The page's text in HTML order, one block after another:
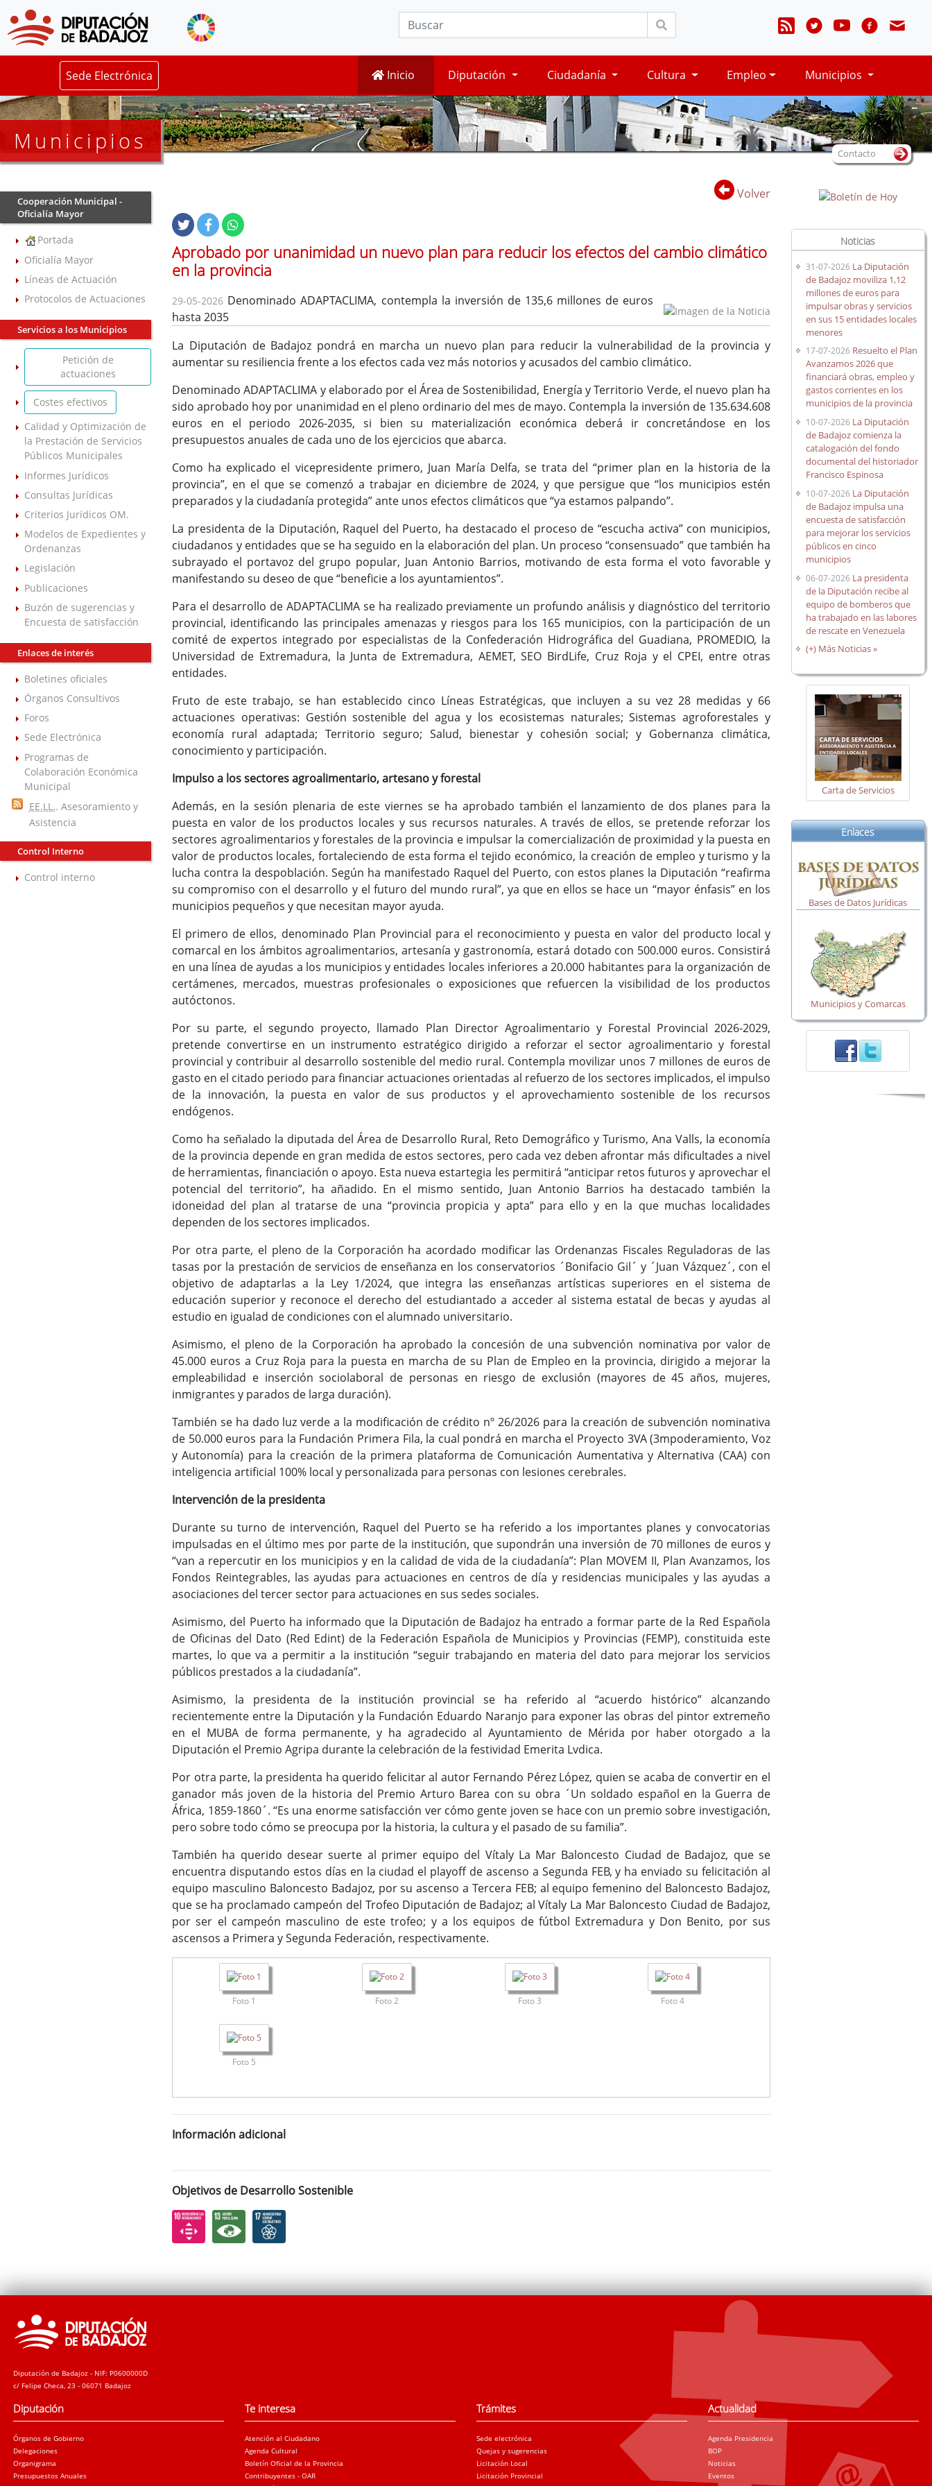
Sede Electrónica Inicio Diputación Ciudadanía Cultura Empleo Municipios
Municipios
Cooperación Municipal -
Oficialía Mayor
Portada
Oficialía Mayor
Líneas de Actuación
Protocolos de Actuaciones
Servicios a los Municipios
Petición de
actuaciones
Costes efectivos
Calidad y Optimización de
la Prestación de Servicios
Públicos Municipales
Informes Jurídicos
Consultas Jurídicas
Criterios Jurídicos OM.
Modelos de Expedientes y
Ordenanzas
Legislación
Publicaciones
Buzón de sugerencias y
Encuesta de satisfacción
Enlaces de interés
Boletines oficiales
Órganos Consultivos
Foros
Sede Electrónica
Programas de
Colaboración Económica
Municipal
EE.LL.. Asesoramiento y
Asistencia
Control Interno
Control interno
Volver
Aprobado por unanimidad un nuevo plan para reducir los efectos del cambio climático
en la provincia
29-05-2026 Denominado ADAPTACLIMA, contempla la inversión de 135,6 millones de euros
hasta 2035
La Diputación de Badajoz pondrá en marcha un nuevo plan para reducir la vulnerabilidad de la provincia y
aumentar su resiliencia frente a los efectos cada vez más notorios y acusados del cambio climático.
Denominado ADAPTACLIMA y elaborado por el Área de Sostenibilidad, Energía y Territorio Verde, el nuevo plan ha
sido aprobado hoy por unanimidad en el pleno ordinario del mes de mayo. Contempla la inversión de 135.634.608
euros en el periodo 2026-2035, si bien su materialización económica deberá ir concretándose en los
presupuestos anuales de cada uno de los ejercicios que abarca.
Como ha explicado el vicepresidente primero, Juan María Delfa, se trata del “primer plan en la historia de la
provincia”, en el que se comenzó a trabajar en diciembre de 2024, y que persigue que “los municipios estén
preparados y la ciudadanía protegida” ante unos efectos climáticos que “ya estamos palpando”.
La presidenta de la Diputación, Raquel del Puerto, ha destacado el proceso de “escucha activa” con municipios,
ciudadanos y entidades que se ha seguido en la elaboración del plan. Un proceso “consensuado” que también ha
subrayado el portavoz del grupo popular, Juan Antonio Barrios, motivando de esta forma el voto favorable y
manifestando su deseo de que “beneficie a los ayuntamientos”.
Para el desarrollo de ADAPTACLIMA se ha realizado previamente un profundo análisis y diagnóstico del territorio
provincial, identificando las principales amenazas y riesgos para los 165 municipios, con la participación de un
comité de expertos integrado por especialistas de la Confederación Hidrográfica del Guadiana, PROMEDIO, la
Universidad de Extremadura, la Junta de Extremadura, AEMET, SEO BirdLife, Cruz Roja y el CPEI, entre otras
entidades.
Fruto de este trabajo, se han establecido cinco Líneas Estratégicas, que incluyen a su vez 28 medidas y 66
actuaciones operativas: Gestión sostenible del agua y los ecosistemas naturales; Sistemas agroforestales y
economía rural adaptada; Territorio seguro; Salud, bienestar y cohesión social; y Gobernanza climática,
conocimiento y participación.
Impulso a los sectores agroalimentario, artesano y forestal
Además, en la sesión plenaria de este viernes se ha aprobado también el lanzamiento de dos planes para la
puesta en valor de los productos locales y sus recursos naturales. A través de ellos, se pretende reforzar los
sectores agroalimentarios y forestales de la provincia e impulsar la comercialización de proximidad y la puesta en
valor de productos locales, fortaleciendo de esta forma el tejido económico, la creación de empleo y turismo y la
lucha contra la despoblación. Según ha manifestado Raquel del Puerto, con estos planes la Diputación “reafirma
su compromiso con el desarrollo y el futuro del mundo rural”, ya que en ellos se hace un “mayor énfasis” en los
municipios pequeños y que necesitan mayor ayuda.
El primero de ellos, denominado Plan Provincial para el reconocimiento y puesta en valor del producto local y
comarcal en los ámbitos agroalimentarios, artesanía y gastronomía, estará dotado con 500.000 euros. Consistirá
en una línea de ayudas a los municipios y entidades locales inferiores a 20.000 habitantes para la organización de
certámenes, mercados, muestras profesionales o exposiciones que refuercen la visibilidad de los productos
autóctonos.
Por su parte, el segundo proyecto, llamado Plan Director Agroalimentario y Forestal Provincial 2026-2029,
pretende convertirse en un instrumento estratégico dirigido a reforzar el sector agroalimentario y forestal
provincial y contribuir al desarrollo sostenible del medio rural. Contempla movilizar unos 7 millones de euros de
gasto en el citado periodo para financiar actuaciones orientadas al refuerzo de los sectores implicados, el impulso
de la innovación, la puesta en valor de sus productos y el aprovechamiento sostenible de los recursos
endógenos.
Como ha señalado la diputada del Área de Desarrollo Rural, Reto Demográfico y Turismo, Ana Valls, la economía
de la provincia depende en gran medida de estos sectores, pero cada vez deben afrontar más dificultades a nivel
de herramientas, financiación o apoyo. Esta nueva estartegia les permitirá “anticipar retos futuros y aprovechar el
potencial del territorio”, ha añadido. En el mismo sentido, Juan Antonio Barrios ha destacado también la
idoneidad del plan al tratarse de una “provincia propicia y apta” para ello y en la que muchas localidades
dependen de los sectores implicados.
Por otra parte, el pleno de la Corporación ha acordado modificar las Ordenanzas Fiscales Reguladoras de las
tasas por la prestación de servicios de enseñanza en los conservatorios ´Bonifacio Gil´ y ´Juan Vázquez´, con el
objetivo de adaptarlas a la Ley 1/2024, que integra las enseñanzas artísticas superiores en el sistema de
educación superior y reconoce el derecho del estudiantado a acceder al sistema estatal de becas y ayudas al
estudio en igualad de condiciones con el alumnado universitario.
Asimismo, el pleno de la Corporación ha aprobado la concesión de una subvención nominativa por valor de
45.000 euros a Cruz Roja para la puesta en marcha de su Plan de Empleo en la provincia, dirigido a mejorar la
empleabilidad e inserción sociolaboral de personas en riesgo de exclusión (mayores de 45 años, mujeres,
inmigrantes y parados de larga duración).
También se ha dado luz verde a la modificación de crédito nº 26/2026 para la creación de subvención nominativa
de 50.000 euros para la Fundación Primera Fila, la cual pondrá en marcha el Proyecto 3VA (3mpoderamiento, Voz
y Autonomía) para la creación de la primera plataforma de Comunicación Aumentativa y Alternativa (CAA) con
inteligencia artificial 100% local y personalizada para personas con lesiones cerebrales.
Intervención de la presidenta
Durante su turno de intervención, Raquel del Puerto se ha referido a los importantes planes y convocatorias
impulsadas en el último mes por parte de la institución, que supondrán una inversión de 70 millones de euros y
“van a repercutir en los municipios y en la calidad de vida de la ciudadanía”: Plan MOVEM II, Plan Avanzamos, los
Fondos Reintegrables, las ayudas para actuaciones en centros de día y residencias municipales y las ayudas a
asociaciones del tercer sector para actuaciones en sus sedes sociales.
Asimismo, del Puerto ha informado que la Diputación de Badajoz ha entrado a formar parte de la Red Española
de Oficinas del Dato (Red Edint) de la Federación Española de Municipios y Provincias (FEMP), constituida este
martes, lo que va a permitir a la institución “seguir trabajando en materia del dato para mejorar los servicios
públicos prestados a la ciudadanía”.
Asimismo, la presidenta de la institución provincial se ha referido al “acuerdo histórico” alcanzando
recientemente entre la Diputación y la Fundación Eduardo Naranjo para exponer las obras del pintor extremeño
en el MUBA de forma permanente, y ha agradecido al Ayuntamiento de Mérida por haber otorgado a la
Diputación el Premio Agripa durante la celebración de la festividad Emerita Lvdica.
Por otra parte, la presidenta ha querido felicitar al autor Fernando Pérez López, quien se acaba de convertir en el
ganador más joven de la historia del Premio Arturo Barea con su obra ´Un soldado español en la Guerra de
África, 1859-1860´. “Es una enorme satisfacción ver cómo gente joven se hace con un premio sobre investigación,
pero sobre todo cómo se preocupa por la historia, la cultura y el pasado de su familia”.
También ha querido desear suerte al primer equipo del Vítaly La Mar Baloncesto Ciudad de Badajoz, que se
encuentra disputando estos días en la ciudad el playoff de ascenso a Segunda FEB, y ha enviado su felicitación al
equipo masculino Baloncesto Badajoz, por su ascenso a Tercera FEB; al equipo femenino del Baloncesto Badajoz,
que se ha proclamado campeón del Trofeo Diputación de Badajoz; al Vítaly La Mar Baloncesto Ciudad de Badajoz,
por ser el campeón masculino de este trofeo; y a los equipos de fútbol Extremadura y Don Benito, por sus
ascensos a Primera y Segunda Federación, respectivamente.
Foto 1 Foto 2 Foto 3 Foto 4
Foto 5
Información adicional
Objetivos de Desarrollo Sostenible
Contacto
Noticias
31-07-2026 La Diputación
de Badajoz moviliza 1,12
millones de euros para
impulsar obras y servicios
en sus 15 entidades locales
menores
17-07-2026 Resuelto el Plan
Avanzamos 2026 que
financiará obras, empleo y
gastos corrientes en los
municipios de la provincia
10-07-2026 La Diputación
de Badajoz comienza la
catalogación del fondo
documental del historiador
Francisco Espinosa
10-07-2026 La Diputación
de Badajoz impulsa una
encuesta de satisfacción
para mejorar los servicios
públicos en cinco
municipios
06-07-2026 La presidenta
de la Diputación recibe al
equipo de bomberos que
ha trabajado en las labores
de rescate en Venezuela
(+) Más Noticias »
Carta de Servicios
Enlaces
Bases de Datos Jurídicas
Municipios y Comarcas
Diputación de Badajoz - NIF: P0600000D
c/ Felipe Checa, 23 - 06071 Badajoz
Diputación
Órganos de Gobierno
Delegaciones
Organigrama
Presupuestos Anuales
Te interesa
Atención al Ciudadano
Agenda Cultural
Boletín Oficial de la Provincia
Contribuyentes - OAR
Trámites
Sede electrónica
Quejas y sugerencias
Licitación Local
Licitación Provincial
Actualidad
Agenda Presidencia
BOP
Noticias
Eventos